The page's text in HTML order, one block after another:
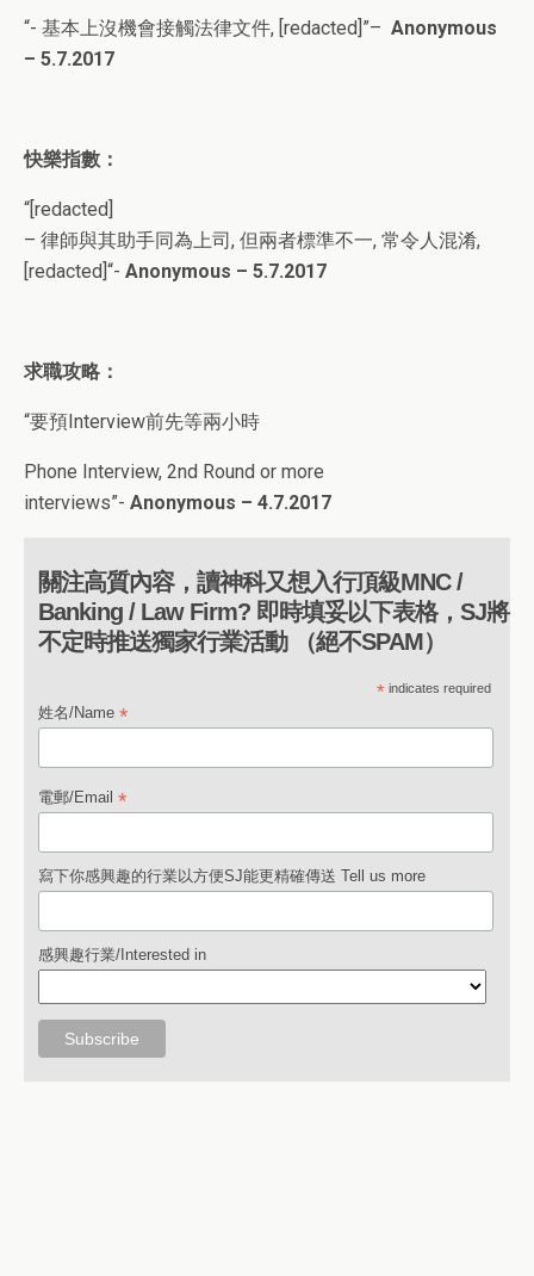
“- 基本上沒機會接觸法律文件, [redacted]”– Anonymous
– 5.7.2017
快樂指數：
“[redacted]
– 律師與其助手同為上司, 但兩者標準不一, 常令人混淆,
[redacted]“- Anonymous – 5.7.2017
求職攻略：
“要預Interview前先等兩小時
Phone Interview, 2nd Round or more
interviews”- Anonymous – 4.7.2017
關注高質內容，讀神科又想入行頂級MNC /
Banking / Law Firm? 即時填妥以下表格，SJ將
不定時推送獨家行業活動 （絕不SPAM）
* indicates required
姓名/Name*
電郵/Email*
寫下你感興趣的行業以方便SJ能更精確傳送 Tell us more
感興趣行業/Interested in